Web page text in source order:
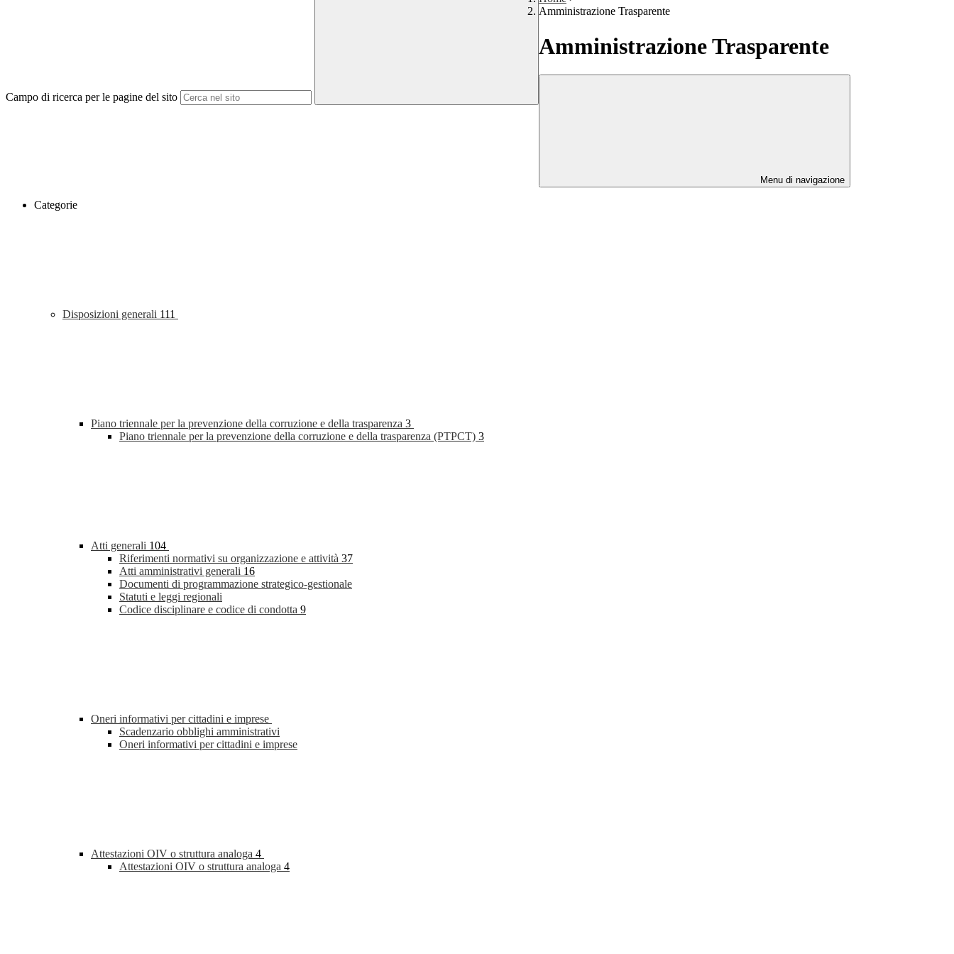
Campo di ricerca per le pagine del sito
Amministrazione Trasparente
Amministrazione Trasparente
Menu di navigazione
Categorie
Disposizioni generali 111
Piano triennale per la prevenzione della corruzione e della trasparenza 3
Piano triennale per la prevenzione della corruzione e della trasparenza (PTPCT) 3
Atti generali 104
Riferimenti normativi su organizzazione e attività 37
Atti amministrativi generali 16
Documenti di programmazione strategico-gestionale
Statuti e leggi regionali
Codice disciplinare e codice di condotta 9
Oneri informativi per cittadini e imprese
Scadenzario obblighi amministrativi
Oneri informativi per cittadini e imprese
Attestazioni OIV o struttura analoga 4
Attestazioni OIV o struttura analoga 4